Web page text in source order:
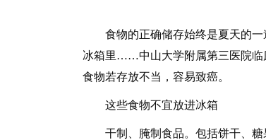
食物的正确储存始终是夏天的一
冰箱里……中山大学附属第三医院临
食物若存放不当，容易致癌。
这些食物不宜放进冰箱
干制、腌制食品。包括饼干、糖